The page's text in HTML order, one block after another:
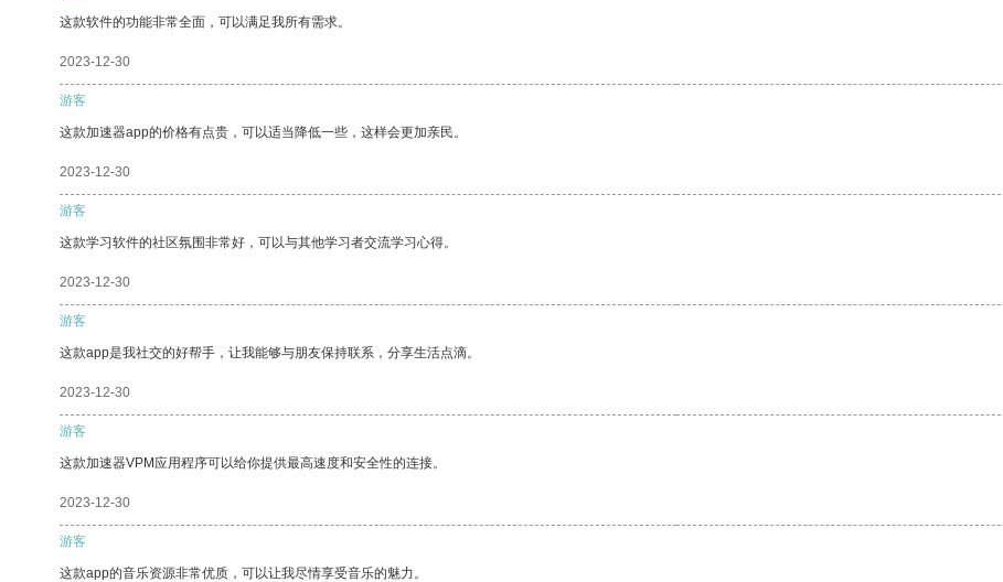
这款软件的功能非常全面，可以满足我所有需求。
2023-12-30
游客
这款加速器app的价格有点贵，可以适当降低一些，这样会更加亲民。
2023-12-30
游客
这款学习软件的社区氛围非常好，可以与其他学习者交流学习心得。
2023-12-30
游客
这款app是我社交的好帮手，让我能够与朋友保持联系，分享生活点滴。
2023-12-30
游客
这款加速器VPM应用程序可以给你提供最高速度和安全性的连接。
2023-12-30
游客
这款app的音乐资源非常优质，可以让我尽情享受音乐的魅力。